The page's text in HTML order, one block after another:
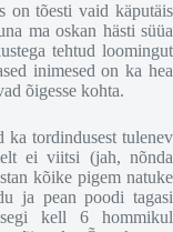
on tõesti vaid käputäis
ma oskan hästi süüa
tehtud loomingut
inimesed on ka hea
õigesse kohta.
ka tordindusest tulenev
ei viitsi (jah, nõnda
kõike pigem natuke
ja pean poodi tagasi
kell 6 hommikul